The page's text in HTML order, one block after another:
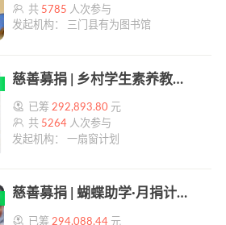
共 5785 人次参与
发起机构： 三门县有为图书馆
慈善募捐 | 乡村学生素养教育募捐计划 | 帮帮公益
已筹292,893.80 元
共 5264 人次参与
发起机构： 一扇窗计划
慈善募捐 | 蝴蝶助学·月捐计划 | 帮帮公益
已筹 294,088.44 元